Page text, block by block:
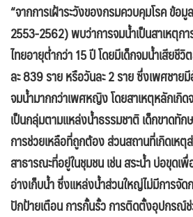
“จากการเฝ้าระวังของกรมควบคุมโรค ข้อ
2553-2562) พบว่าการจมน้ำเป็นสาเหตุก
ไทยอายุต่ำกว่า 15 ปี โดยมีเด็กจมน้ำเสียชี
ละ 839 ราย หรือวันละ 2 ราย ซึ่งเพศชาย
จมน้ำมากกว่าเพศหญิง โดยสาเหตุหลักเกิด
เป็นกลุ่มตามแหล่งน้ำธรรมชาติ เด็กขาดทัก
การช่วยเหลือที่ถูกต้อง ส่วนสถานที่เกิดเห
สาธารณะที่อยู่ในชุมชน เช่น สระน้ำ บ่อขุดเ
อ่างเก็บน้ำ ซึ่งแหล่งน้ำส่วนใหญ่ไม่มีการจัด
ปักป้ายเตือน การกั้นรั้ว การติดตั้งอุปกรณ์